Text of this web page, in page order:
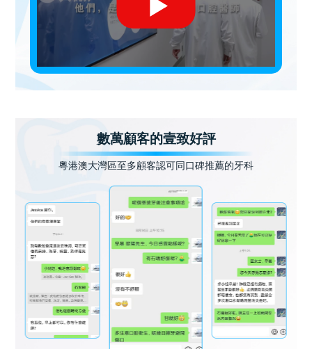
數萬顧客的壹致好評
粵港澳大灣區至多顧客認可同口碑推薦的牙科